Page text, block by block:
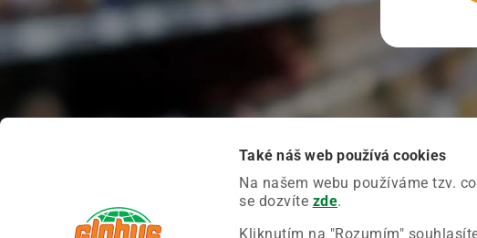
Také náš web používá cookies
Na našem webu používáme tzv.
se dozvíte zde.
Kliknutím na "Rozumím"